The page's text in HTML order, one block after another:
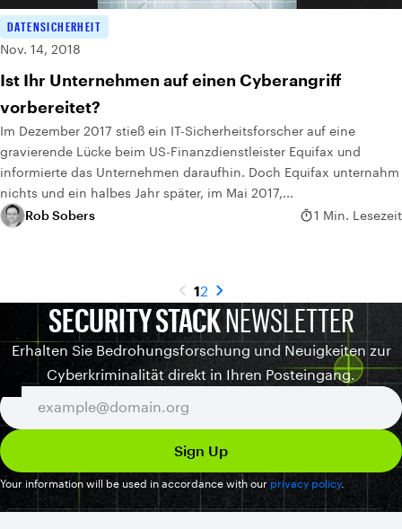
DATENSICHERHEIT
Nov. 14, 2018
Ist Ihr Unternehmen auf einen Cyberangriff
vorbereitet?
Im Dezember 2017 stieß ein IT-Sicherheitsforscher auf eine
gravierende Lücke beim US-Finanzdienstleister Equifax und
informierte das Unternehmen daraufhin. Doch Equifax unternahm
nichts und ein halbes Jahr später, im Mai 2017,...
Rob Sobers
1 Min. Lesezeit
12
SECURITY STACKNEWSLETTER
Erhalten Sie Bedrohungsforschung und Neuigkeiten zur
Cyberkriminalität direkt in Ihren Posteingang.
Your information will be used in accordance with our privacy policy.